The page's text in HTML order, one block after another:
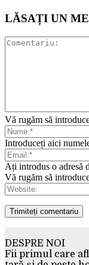
LĂSAȚI UN
Vă rugăm să
Introduceți aici
Ați introdus o adresă
Vă rugăm să
DESPRE NOI
Fii primul care